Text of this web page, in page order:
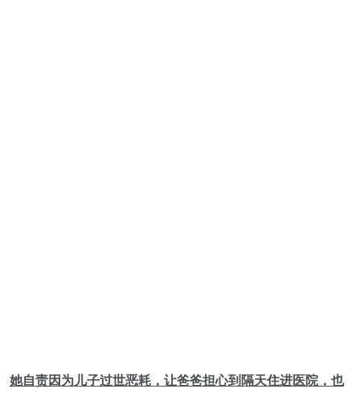
她自责因为儿子过世恶耗，让爸爸担心到隔天住进医院，也